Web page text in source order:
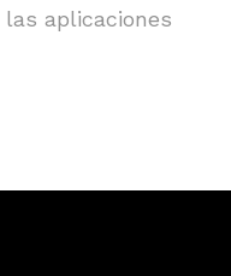
aplicaciones